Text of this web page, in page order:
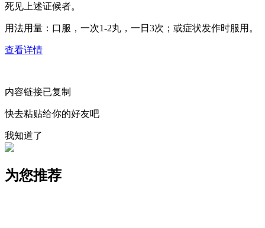
死见上述证候者。
用法用量：口服，一次1-2丸，一日3次；或症状发作时服用。
查看详情
内容链接已复制
快去粘贴给你的好友吧
我知道了
为您推荐